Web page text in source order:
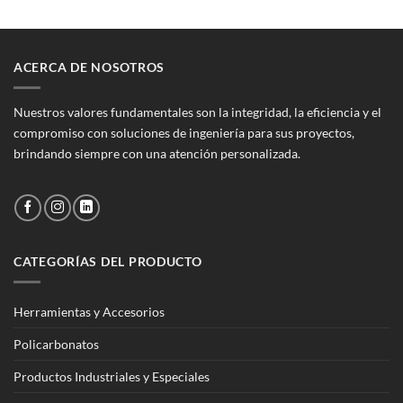
ACERCA DE NOSOTROS
Nuestros valores fundamentales son la integridad, la eficiencia y el
compromiso con soluciones de ingeniería para sus proyectos,
brindando siempre con una atención personalizada.
CATEGORÍAS DEL PRODUCTO
Herramientas y Accesorios
Policarbonatos
Productos Industriales y Especiales